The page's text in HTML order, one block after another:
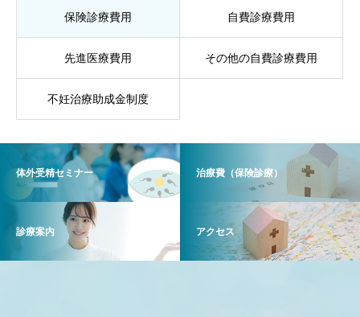
保険診療費用 自費診療費用
先進医療費用 その他の自費診療費用
不妊治療助成金制度
体外受精セミナー 治療費（保険診療）
診療案内 アクセス